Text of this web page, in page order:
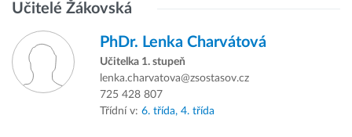
Učitelé Žákovská
PhDr. Lenka Charvátová
Učitelka 1. stupeň
lenka.charvatova@zsostasov.cz
725 428 807
Třídní v: 6. třída, 4. třída